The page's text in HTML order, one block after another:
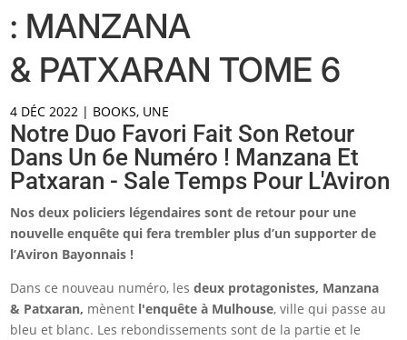
: MANZANA
& PATXARAN TOME 6
4 DÉC 2022 | BOOKS, UNE
Notre Duo Favori Fait Son Retour
Dans Un 6e Numéro ! Manzana Et
Patxaran - Sale Temps Pour L'Aviron
Nos deux policiers légendaires sont de retour pour une
nouvelle enquête qui fera trembler plus d’un supporter de
l’Aviron Bayonnais !
Dans ce nouveau numéro, lesdeux protagonistes, Manzana
& Patxaran, mènent l'enquête à Mulhouse, ville qui passe au
bleu et blanc. Les rebondissements sont de la partie et le